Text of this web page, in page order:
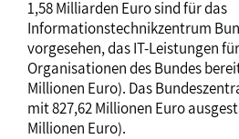
1,58 Milliarden Euro sind für das
Informationstechnikzentrum
vorgesehen, das IT-Leistungen
Organisationen des Bundes
Millionen Euro). Das
mit 827,62 Millionen Euro
Millionen Euro).